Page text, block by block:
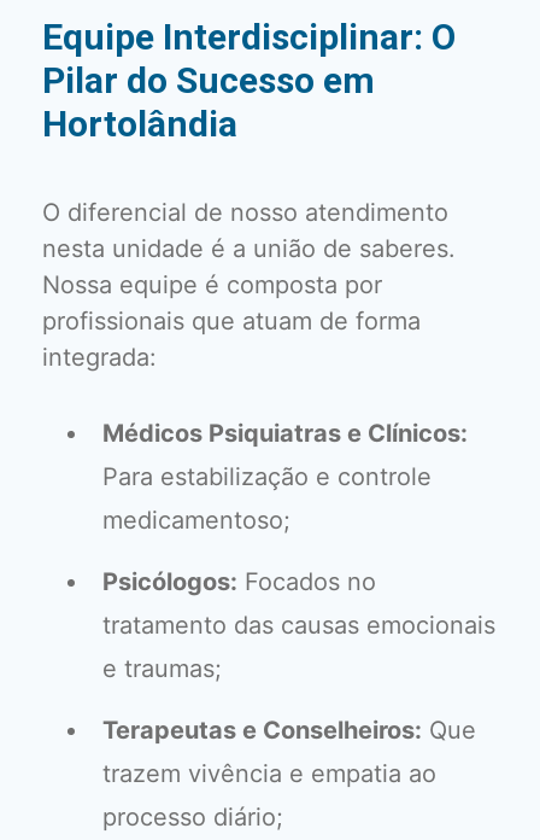
Equipe Interdisciplinar: O
Pilar do Sucesso em
Hortolândia
O diferencial de nosso atendimento
nesta unidade é a união de saberes.
Nossa equipe é composta por
profissionais que atuam de forma
integrada:
Médicos Psiquiatras e Clínicos:
Para estabilização e controle
medicamentoso;
Psicólogos: Focados no
tratamento das causas emocionais
e traumas;
Terapeutas e Conselheiros: Que
trazem vivência e empatia ao
processo diário;